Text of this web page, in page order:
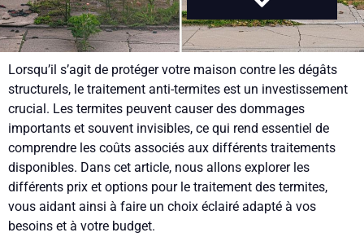
Lorsqu’il s’agit de protéger votre maison contre les dégâts
structurels, le traitement anti-termites est un investissement
crucial. Les termites peuvent causer des dommages
importants et souvent invisibles, ce qui rend essentiel de
comprendre les coûts associés aux différents traitements
disponibles. Dans cet article, nous allons explorer les
différents prix et options pour le traitement des termites,
vous aidant ainsi à faire un choix éclairé adapté à vos
besoins et à votre budget.